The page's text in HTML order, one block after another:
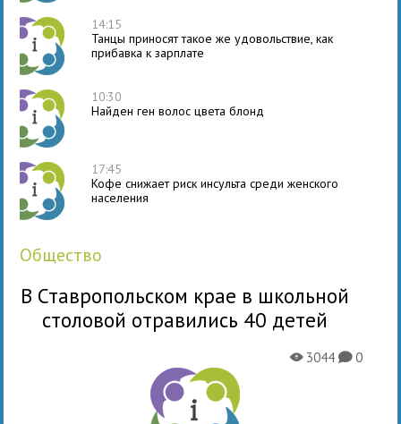
14:15
Танцы приносят такое же удовольствие, как
прибавка к зарплате
10:30
Найден ген волос цвета блонд
17:45
Кофе снижает риск инсульта среди женского
населения
общество
В Ставропольском крае в школьной
столовой отравились 40 детей
X3044K0